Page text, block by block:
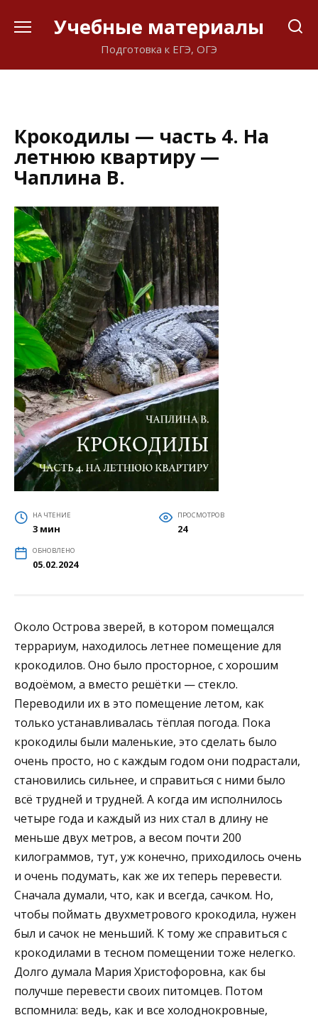
Учебные материалы
Подготовка к ЕГЭ, ОГЭ
Крокодилы — часть 4. На
летнюю квартиру —
Чаплина В.
НА ЧТЕНИЕ
3 мин
ПРОСМОТРОВ
24
ОБНОВЛЕНО
05.02.2024
Около Острова зверей, в котором помещался
террариум, находилось летнее помещение для
крокодилов. Оно было просторное, с хорошим
водоёмом, а вместо решётки — стекло.
Переводили их в это помещение летом, как
только устанавливалась тёплая погода. Пока
крокодилы были маленькие, это сделать было
очень просто, но с каждым годом они подрастали,
становились сильнее, и справиться с ними было
всё трудней и трудней. А когда им исполнилось
четыре года и каждый из них стал в длину не
меньше двух метров, а весом почти 200
килограммов, тут, уж конечно, приходилось очень
и очень подумать, как же их теперь перевести.
Сначала думали, что, как и всегда, сачком. Но,
чтобы поймать двухметрового крокодила, нужен
был и сачок не меньший. К тому же справиться с
крокодилами в тесном помещении тоже нелегко.
Долго думала Мария Христофоровна, как бы
получше перевести своих питомцев. Потом
вспомнила: ведь, как и все холоднокровные,